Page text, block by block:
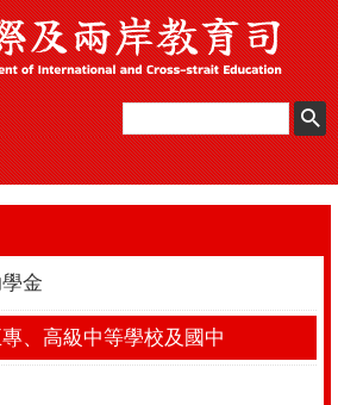
金
、高級中等學校及國中